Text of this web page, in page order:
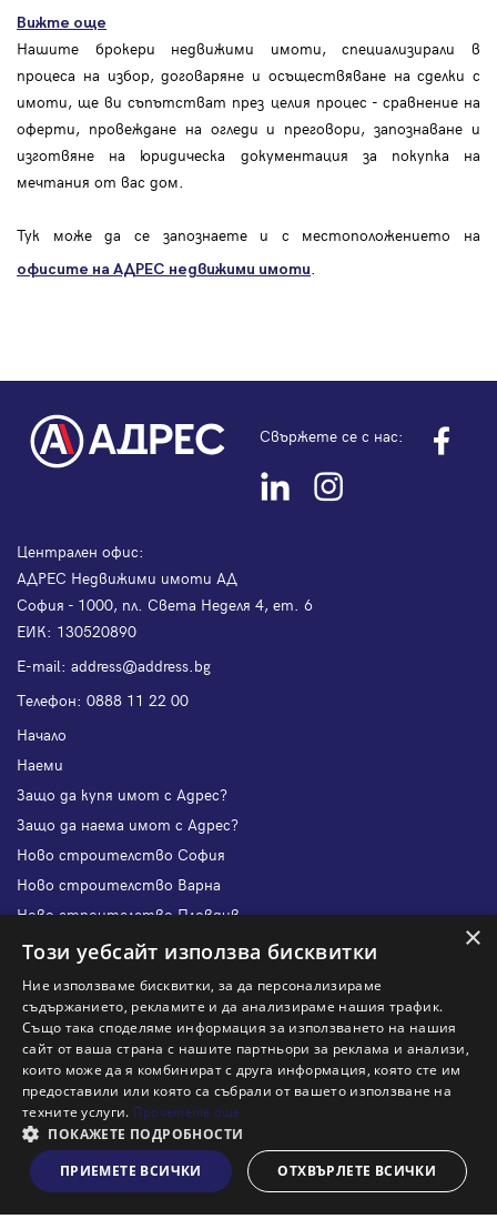
Виж на картата
Вижте още
Нашите брокери недвижими имоти, специализирали в
процеса на избор, договаряне и осъществяване на сделки с
имоти, ще ви съпътстват през целия процес - сравнение на
оферти, провеждане на огледи и преговори, запознаване и
изготвяне на юридическа документация за покупка на
мечтания от вас дом.
Тук може да се запознаете и с местоположението на
офисите на АДРЕС недвижими имоти
Свържете се с нас:
Централен офис:
АДРЕС Недвижими имоти АД
София - 1000, пл. Света Неделя 4, ет. 6
ЕИК: 130520890
Е-mail: address@address.bg
Телефон: 0888 11 22 00
Начало
Наеми
Защо да купя имот с Адрес?
Защо да наема имот с Адрес?
Ново строителство София
Ново строителство Варна
Ново строителство Пловдив
Ново строителство Бургас
Защо да отдам имот с Адрес?
Наши офиси
Кариери
Кои сме ние?
Франчайз
Блог
Искаш ли да получаваш актуална информация за пазара
на недвижими имоти?
×
Този уебсайт използва бисквитки
Ние използваме бисквитки, за да персонализираме
съдържанието, рекламите и да анализираме нашия трафик.
Също така споделяме информация за използването на нашия
сайт от ваша страна с нашите партньори за реклама и анализи,
които може да я комбинират с друга информация, която сте им
предоставили или която са събрали от вашето използване на
техните услуги. Прочетете още
ПОКАЖЕТЕ ПОДРОБНОСТИ
ПРИЕМЕТЕ ВСИЧКИ
ОТХВЪРЛЕТЕ ВСИЧКИ